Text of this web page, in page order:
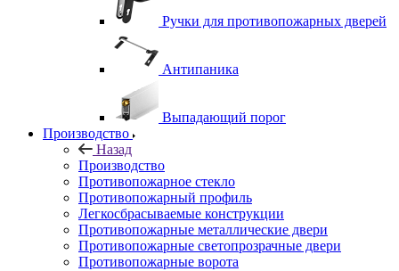
Ручки для противопожарных дверей
Антипаника
Выпадающий порог
Производство
Назад
Производство
Противопожарное стекло
Противопожарный профиль
Легкосбрасываемые конструкции
Противопожарные металлические двери
Противопожарные светопрозрачные двери
Противопожарные ворота